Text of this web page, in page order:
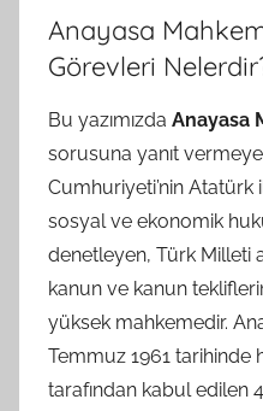
RehberAnayasa
Görevleri
Bu yazımızda Anayasa
sorusuna yanıt vermeye
Cumhuriyeti’nin Atatürk
sosyal ve ekonomik
denetleyen, Türk Milleti
kanun ve kanun
yüksek mahkemedir.
Temmuz 1961 tarihinde
tarafından kabul edilen